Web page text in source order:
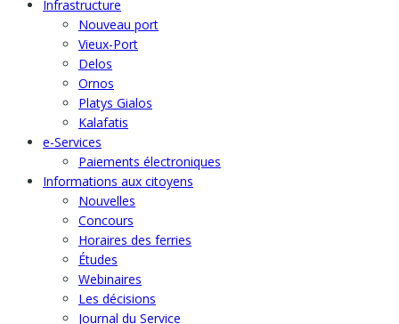
Infrastructure
Nouveau port
Vieux-Port
Delos
Ornos
Platys Gialos
Kalafatis
e-Services
Paiements électroniques
Informations aux citoyens
Nouvelles
Concours
Horaires des ferries
Études
Webinaires
Les décisions
Journal du Service